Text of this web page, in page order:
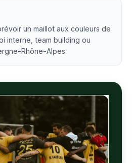
un maillot aux couleurs de
interne, team building ou
Rhône-Alpes.